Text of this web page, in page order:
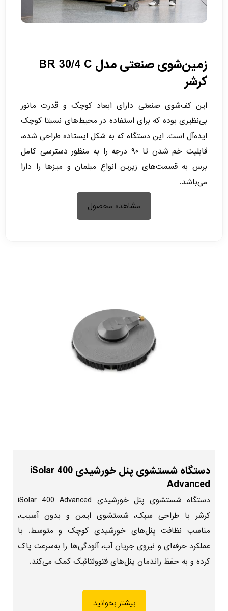
زمین‌شوی صنعتی مدل BR 30/4 C
کرشر
این کف‌شوی صنعتی دارای ابعاد کوچک و قدرت مانور
بی‌نظیری بوده که برای استفاده در محیط‌های نسبتا کوچک
ایده‌آل است. این دستگاه که به شکل ایستاده طراحی شده،
قابلیت خم شدن تا ۹۰ درجه را به منظور دسترسی کامل
برس به قسمت‌های زیرین انواع مبلمان و میزها را دارا
می‌باشد.
مشاهده محصول
دستگاه شستشوی پنل خورشیدی iSolar 400
Advanced
دستگاه شستشوی پنل خورشیدی iSolar 400 Advanced
کرشر با طراحی سبک، شستشوی ایمن و بدون آسیب،
مناسب نظافت پنل‌های خورشیدی کوچک و متوسط. با
عملکرد حرفه‌ای و نیروی جریان آب، آلودگی‌ها را به‌سرعت پاک
کرده و به حفظ راندمان پنل‌های فتوولتائیک کمک می‌کند.
بیشتر بخوانید